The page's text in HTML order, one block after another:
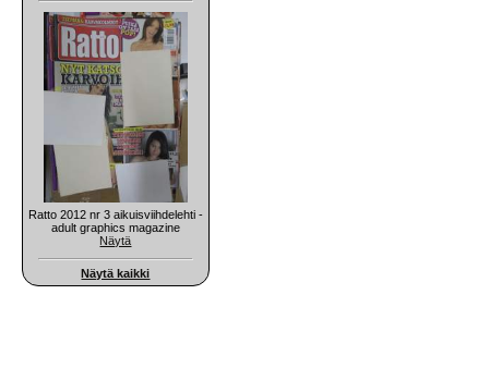
Ratto 2012 nr 3 aikuisviihdelehti -
adult graphics magazine
Näytä
Näytä kaikki